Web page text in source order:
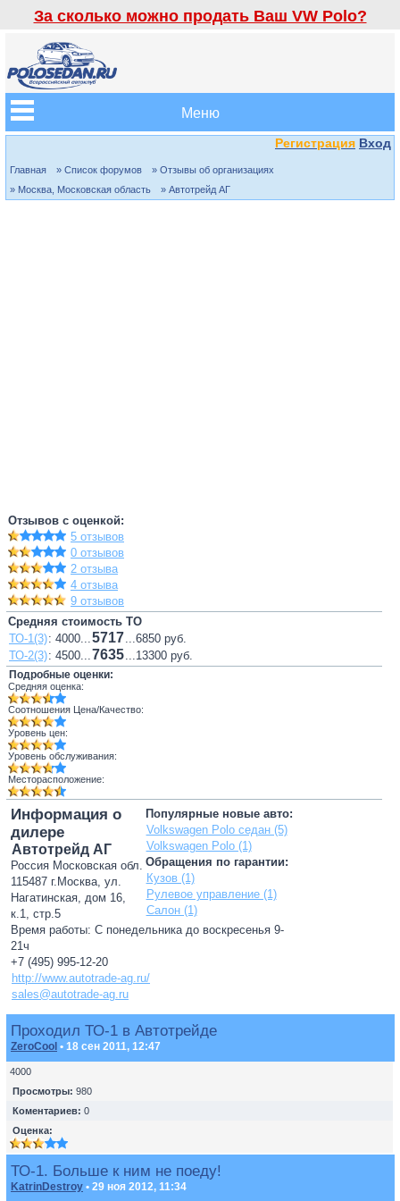
За сколько можно продать Ваш VW Polo?
Меню
Регистрация Вход
Главная » Список форумов
» Отзывы об организациях
» Москва, Московская область
» Автотрейд АГ
Отзывов с оценкой:
5 отзывов
0 отзывов
2 отзыва
4 отзыва
9 отзывов
Средняя стоимость ТО
ТО-1(3): 4000...5717...6850 руб.
ТО-2(3): 4500...7635...13300 руб.
Подробные оценки:
Средняя оценка:
Соотношения Цена/Качество:
Уровень цен:
Уровень обслуживания:
Месторасположение:
Популярные новые авто:
Volkswagen Polo седан (5)
Volkswagen Polo (1)
Обращения по гарантии:
Кузов (1)
Рулевое управление (1)
Салон (1)
Информация о
дилере
Автотрейд АГ
Россия Московская обл.
115487 г.Москва, ул.
Нагатинская, дом 16,
к.1, стр.5
Время работы: С понедельника до воскресенья 9-
21ч
+7 (495) 995-12-20
http://www.autotrade-ag.ru/
sales@autotrade-ag.ru
Проходил ТО-1 в Автотрейде
ZeroCool • 18 сен 2011, 12:47
4000
Просмотры: 980
Коментариев: 0
Оценка:
ТО-1. Больше к ним не поеду!
KatrinDestroy • 29 ноя 2012, 11:34